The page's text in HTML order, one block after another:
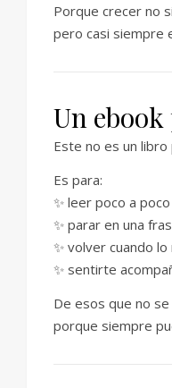
Porque crecer no
pero casi siempre
Un
Este no es un
Es para:
✨ leer poco a poco
✨ parar en una
✨ volver cuando
✨ sentirte
De esos que no
porque siempre